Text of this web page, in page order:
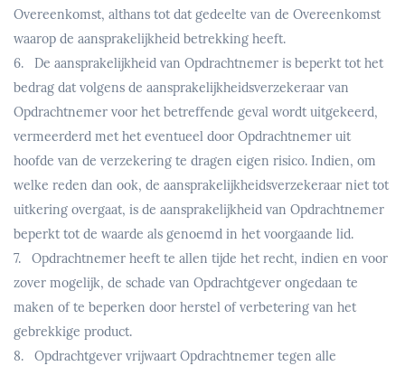
Overeenkomst, althans tot dat gedeelte van de Overeenkomst
waarop de aansprakelijkheid betrekking heeft.
6. De aansprakelijkheid van Opdrachtnemer is beperkt tot het
bedrag dat volgens de aansprakelijkheidsverzekeraar van
Opdrachtnemer voor het betreffende geval wordt uitgekeerd,
vermeerderd met het eventueel door Opdrachtnemer uit
hoofde van de verzekering te dragen eigen risico. Indien, om
welke reden dan ook, de aansprakelijkheidsverzekeraar niet tot
uitkering overgaat, is de aansprakelijkheid van Opdrachtnemer
beperkt tot de waarde als genoemd in het voorgaande lid.
7. Opdrachtnemer heeft te allen tijde het recht, indien en voor
zover mogelijk, de schade van Opdrachtgever ongedaan te
maken of te beperken door herstel of verbetering van het
gebrekkige product.
8. Opdrachtgever vrijwaart Opdrachtnemer tegen alle